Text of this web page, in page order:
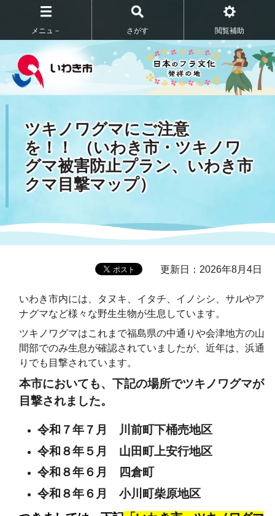
メニュ－ さがす 閲覧補助
ツキノワグマにご注意
を！！ （いわき市・ツキノワ
グマ被害防止プラン、いわき市
クマ目撃マップ）
更新日：2026年8月4日
いわき市内には、タヌキ、イタチ、イノシシ、サルやア
ナグマなど様々な野生生物が生息しています。
ツキノワグマはこれまで福島県の中通りや会津地方の山
間部でのみ生息が確認されていましたが、近年は、浜通
りでも目撃されています。
本市においても、下記の場所でツキノワグマが
目撃されました。
令和７年７月 川前町下桶売地区
令和８年５月 山田町上安行地区
令和８年６月 四倉町
令和８年６月 小川町柴原地区